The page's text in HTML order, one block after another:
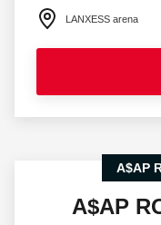
LANXESS arena
A$AP
A$AP